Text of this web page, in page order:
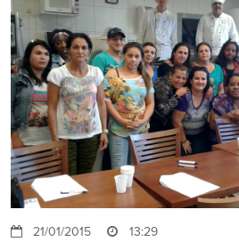
21/01/2015
13:29